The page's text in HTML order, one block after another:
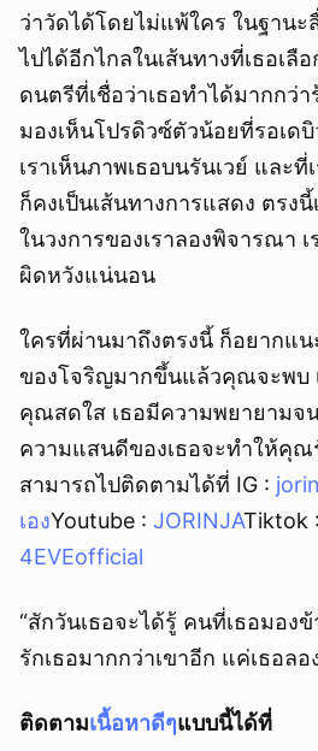
ว่าวัดได้โดยไม่แพ้ใคร ในฐานะ
ไปได้อีกไกลในเส้นทางที่เธอเลื
ดนตรีที่เชื่อว่าเธอทำได้มากกว่า
มองเห็นโปรดิวซ์ตัวน้อยที่รอเด
เราเห็นภาพเธอบนรันเวย์ และ
ก็คงเป็นเส้นทางการแสดง ตรง
ในวงการของเราลองพิจารณา เ
ผิดหวังแน่นอน
ใครที่ผ่านมาถึงตรงนี้ ก็อยากแ
ของโจริญมากขึ้นแล้วคุณจะพบ
คุณสดใส เธอมีความพยายามจ
ความแสนดีของเธอจะทำให้คุ
สามารถไปติดตามได้ที่ IG :
เองYoutube : JORINJATiktok :
4EVEofficial
“สักวันเธอจะได้รู้ คนที่เธอมอง
รักเธอมากกว่าเขาอีก แค่เธอลอ
ติดตามเนื้อหาดีๆแบบนี้ได้ที่